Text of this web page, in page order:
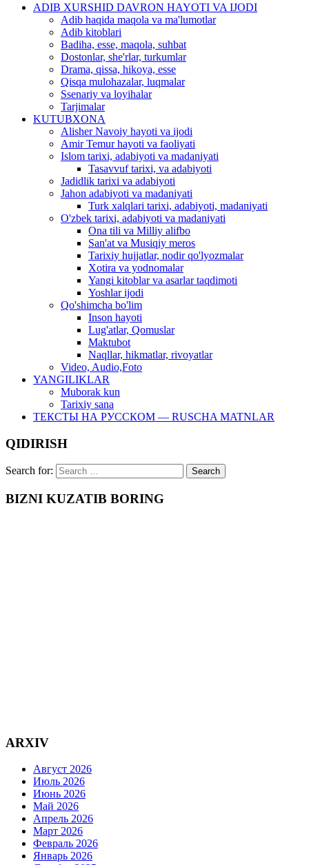
ADIB XURSHID DAVRON HAYOTI VA IJODI
Adib haqida maqola va ma'lumotlar
Adib kitoblari
Badiha, esse, maqola, suhbat
Dostonlar, she'rlar, turkumlar
Drama, qissa, hikoya, esse
Qisqa mulohazalar, luqmalar
Ssenariy va loyihalar
Tarjimalar
KUTUBXONA
Alisher Navoiy hayoti va ijodi
Amir Temur hayoti va faoliyati
Islom tarixi, adabiyoti va madaniyati
Tasavvuf tarixi, va adabiyoti
Jadidlik tarixi va adabiyoti
Jahon adabiyoti va madaniyati
Turk xalqlari tarixi, adabiyoti, madaniyati
O'zbek tarixi, adabiyoti va madaniyati
Ona tili va Milliy alifbo
San'at va Musiqiy meros
Tarixiy hujjatlar, nodir qo'lyozmalar
Xotira va yodnomalar
Yangi kitoblar va asarlar taqdimoti
Yoshlar ijodi
Qo'shimcha bo'lim
Inson hayoti
Lug'atlar, Qomuslar
Maktubot
Naqllar, hikmatlar, rivoyatlar
Video, Audio,Foto
YANGILIKLAR
Muborak kun
Tarixiy sana
ТЕКСТЫ НА РУССКОМ — RUSCHA MATNLAR
QIDIRISH
Search for:
BIZNI KUZATIB BORING
ARXIV
Август 2026
Июль 2026
Июнь 2026
Май 2026
Апрель 2026
Март 2026
Февраль 2026
Январь 2026